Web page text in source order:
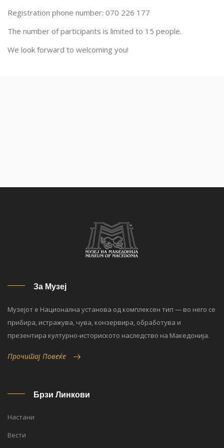
Registration phone number: 070 226 177
The number of participants is limited to 15 people.
We look forward to welcoming you!
За Музеј
Музејот е Национална установа од комплексен тип — во него се
прибира, истражува, чува, конзервира, обработува и
презентира културно-историското наследство на Македонија.
Прочитај Повеќе
Брзи Линкови
Настани
Вести